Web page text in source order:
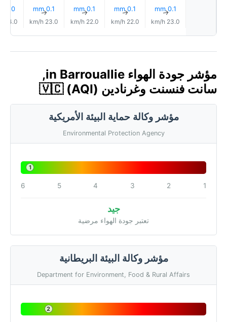
0.1 mm
↑
23.0 km/h
0.1 mm
↑
22.0 km/h
0.1 mm
↑
22.0 km/h
0.1 mm
↑
23.0 km/h
0.0 mm
24.0 km/h
مؤشر جودة الهواء in Barrouallie,
سانت فنسنت وغرنادين 🇻🇨 (AQI)
مؤشر وكالة حماية البيئة الأمريكية
Environmental Protection Agency
1
1
2
3
4
5
6
جيد
تعتبر جودة الهواء مرضية
مؤشر وكالة البيئة البريطانية
Department for Environment, Food & Rural Affairs
2